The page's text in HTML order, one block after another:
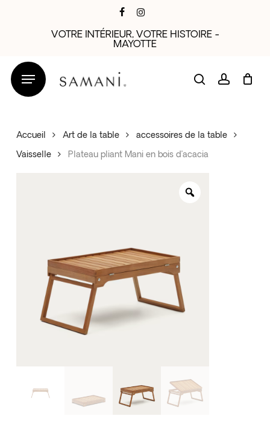
VOTRE INTÉRIEUR, VOTRE HISTOIRE -
MAYOTTE
searchaccount
Accueil Art de la table accessoires de la table
Vaisselle Plateau pliant Mani en bois d’acacia